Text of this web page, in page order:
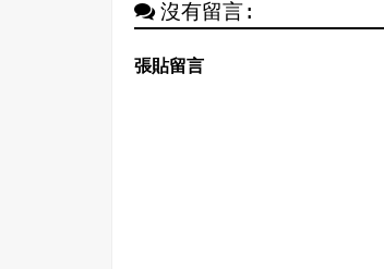
沒有留言:
張貼留言